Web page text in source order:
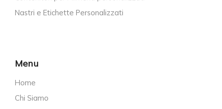
Nastri e Etichette Personalizzati
Menu
Home
Chi Siamo